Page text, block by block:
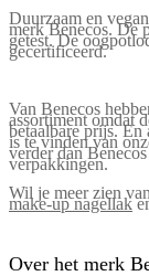
Duurzaam en
merk Benecos. De
getest. De
gecertificeerd.
Van Benecos
assortiment omdat
betaalbare prijs.
is te vinden van
verder dan
verpakkingen.
Wil je meer zien
make-up nagellak
Over het merk